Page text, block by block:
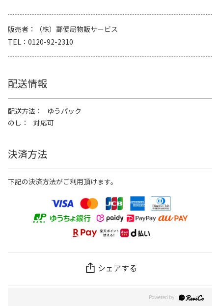
販売者
（株）郵便局物販サービス
TEL
0120-92-2310
配送情報
配送方法
ゆうパック
のし
対応可
決済方法
下記の決済方法がご利用頂けます。
シェアする